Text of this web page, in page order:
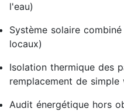
l'eau)
Système solaire
locaux)
Isolation thermique des
remplacement de simple
Audit énergétique hors